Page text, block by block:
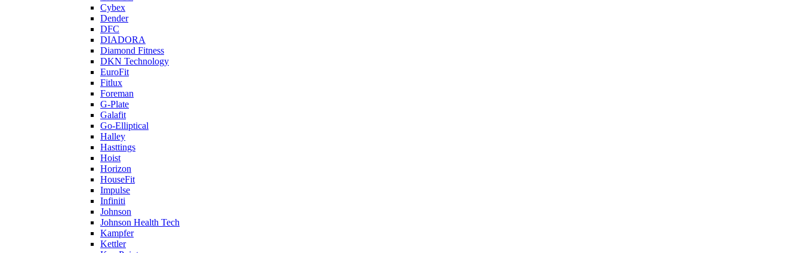
Cybex
Dender
DFC
DIADORA
Diamond Fitness
DKN Technology
EuroFit
Fitlux
Foreman
G-Plate
Galafit
Go-Elliptical
Halley
Hasttings
Hoist
Horizon
HouseFit
Impulse
Infiniti
Johnson
Johnson Health Tech
Kampfer
Kettler